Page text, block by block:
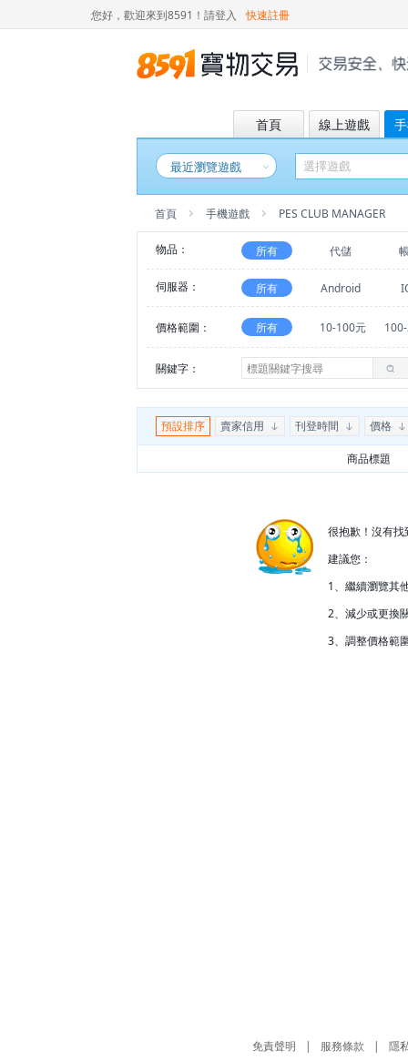
您好，歡迎來到8591！ 請登入 快速註冊
首頁 線上遊戲
最近瀏覽遊戲
首頁 手機遊戲 PES CLUB MANAGER
物品： 所有 代儲
伺服器： 所有 Android
價格範圍： 所有 10-100元
關鍵字：
預設排序 賣家信用 刊登時間 價格
商品標題
很抱歉！沒有
建議您：
1、繼續瀏覽其
2、減少或更換
3、調整價格範
免責聲明 | 服務條款 | 隱